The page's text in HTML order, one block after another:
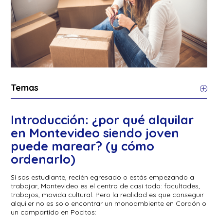
Temas
Introducción: ¿por qué alquilar
en Montevideo siendo joven
puede marear? (y cómo
ordenarlo)
Si sos estudiante, recién egresado o estás empezando a
trabajar, Montevideo es el centro de casi todo: facultades,
trabajos, movida cultural. Pero la realidad es que conseguir
alquiler no es solo encontrar un monoambiente en Cordón o
un compartido en Pocitos: